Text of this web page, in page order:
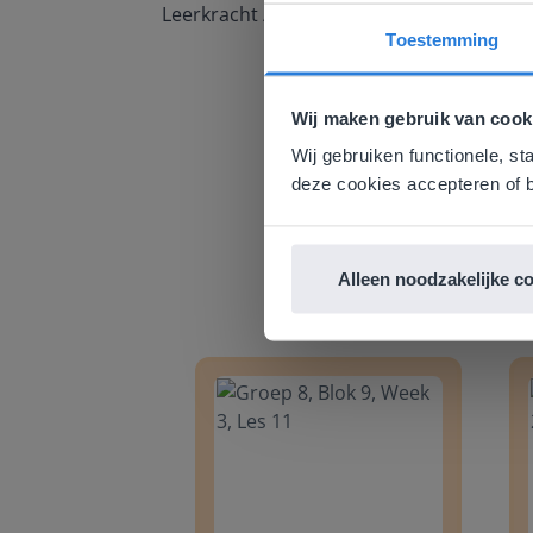
Toestemming
Wij maken gebruik van
Wij gebruiken functionele,
deze cookies accepteren of
Alleen noodzakelijke
Leerkracht / ICT-coördinator op de
Groep 8, Blok 9, Week 3, Les 11
Deze
Gezien